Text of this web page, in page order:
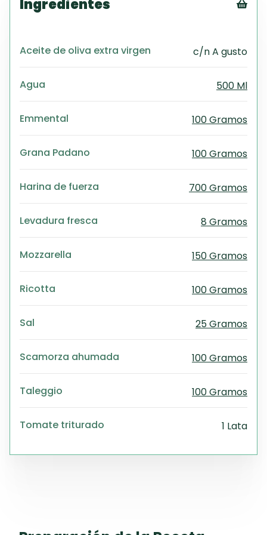
Ingredientes
Aceite de oliva extra virgen c/n A gusto
Agua 500 Ml
Emmental 100 Gramos
Grana Padano 100 Gramos
Harina de fuerza 700 Gramos
Levadura fresca 8 Gramos
Mozzarella 150 Gramos
Ricotta 100 Gramos
Sal 25 Gramos
Scamorza ahumada 100 Gramos
Taleggio 100 Gramos
Tomate triturado 1 Lata